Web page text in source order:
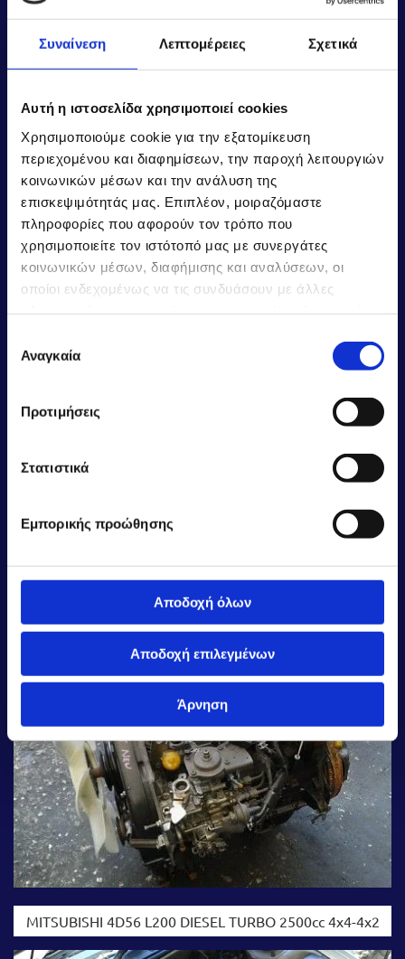
Συναίνεση Λεπτομέρειες Σχετικά
Αυτή η ιστοσελίδα χρησιμοποιεί cookies
Χρησιμοποιούμε cookie για την εξατομίκευση
περιεχομένου και διαφημίσεων, την παροχή λειτουργιών
κοινωνικών μέσων και την ανάλυση της
επισκεψιμότητάς μας. Επιπλέον, μοιραζόμαστε
πληροφορίες που αφορούν τον τρόπο που
χρησιμοποιείτε τον ιστότοπό μας με συνεργάτες
κοινωνικών μέσων, διαφήμισης και αναλύσεων, οι
οποίοι ενδεχομένως να τις συνδυάσουν με άλλες
των υπηρεσιών τους.
συγκατάθεσης
Αναγκαία
Προτιμήσεις
Στατιστικά
Εμπορικής προώθησης
Αποδοχή όλων
Αποδοχή επιλεγμένων
Άρνηση
ΠΟΙΚΙΛΙΑ ΔΙΑΦΟΡΙΚΩΝ ΜΠΡΟΣΤΙΝΑ ΣΥΣΤΗΜΑΤΑ
ΣΑΣΜΑΝ ΓΙΑ ΑΓΡΟΤΙΚΑ ΕΠΑΓΓΕΛΜΑΤΙΚΑ 4Χ4
MITSUBISHI 4D56 L200 DIESEL TURBO 2500cc 4x4-4x2